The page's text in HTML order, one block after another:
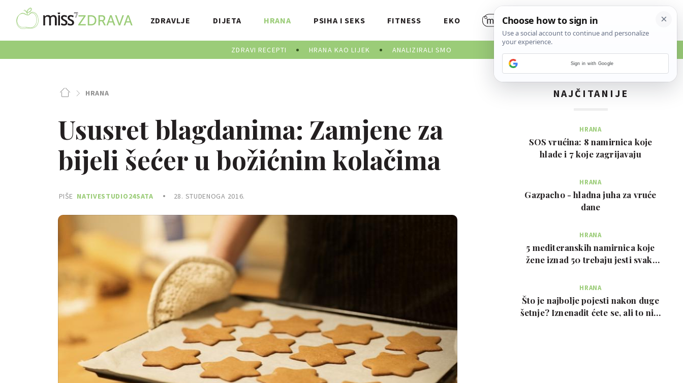
ZDRAVLJE DIJETA HRANA
ZDRAVI RECEPTI HRANA KAO LIJEK ANALIZIRALI SMO
PSIHA I SEKS FITNESS EKO
HRANA
Ususret blagdanima: Zamjene za
bijeli šećer u božićnim kolačima
PIŠE NATIVESTUDIO24SATA 28. STUDENOGA 2016.
NAJČITANIJE
HRANA
SOS vrućina: 8 namirnica koje
hlade i 7 koje zagrijavaju
HRANA
Gazpacho - hladna juha za vruće
dane
HRANA
5 mediteranskih namirnica koje
žene iznad 50 trebaju jesti svaki
HRANA
Što je najbolje pojesti nakon duge
šetnje? Iznenadit ćete se, ali to nije
Sign in with Google